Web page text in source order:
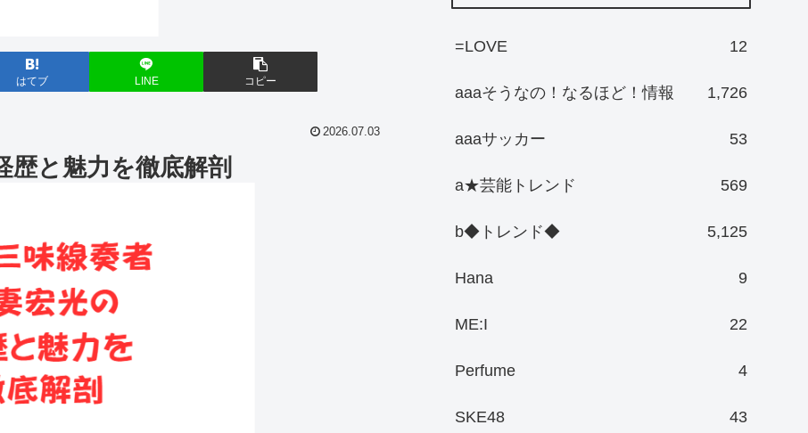
はてブ LINE コピー
2026.07.03
歴と魅力を徹底解剖
=LOVE 12
aaaそうなの！なるほど！情報 1,726
aaaサッカー 53
a★芸能トレンド 569
b◆トレンド◆ 5,125
Hana 9
ME:I 22
Perfume 4
SKE48 43